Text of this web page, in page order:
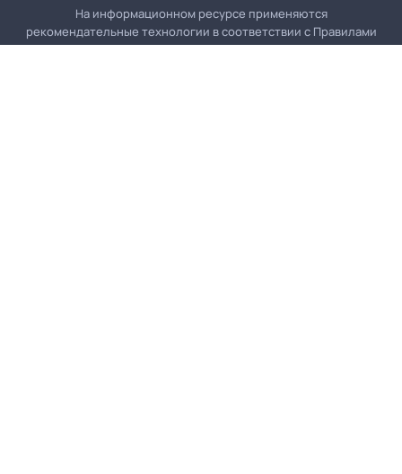
На информационном ресурсе применяются
рекомендательные технологии в соответствии с Правилами